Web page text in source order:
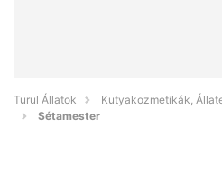
Turul Állatok
Kutyakozmetikák,
Sétamester